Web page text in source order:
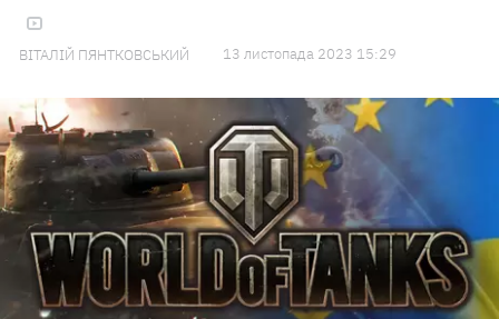
ВІТАЛІЙ ПЯНТКОВСЬКИЙ 13 листопада 2023 15:29